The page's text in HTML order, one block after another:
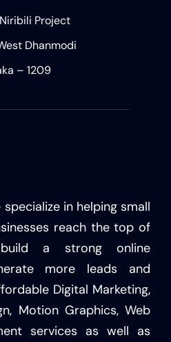
Niribili Project
Dhanmodi
– 1209
in helping small
reach the top of
build a strong online
more leads and
Digital Marketing,
Motion Graphics, Web
services as well as